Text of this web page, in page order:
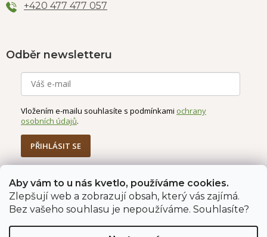
Aby vám to u nás kvetlo, používáme cookies.
Zlepšují web a zobrazují obsah, který vás zajímá.
Bez vašeho souhlasu je nepoužíváme. Souhlasíte?
+420 477 477 057
Odběr newsletteru
Vložením e-mailu souhlasíte s podmínkami ochrany
osobních údajů.
PŘIHLÁSIT SE
Jahodárna Brozany Obchodní podmínky
Podmínky ochrany údajů